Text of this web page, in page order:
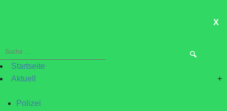
X
Suche
nach:Startseite
Aktuell
+
Polizei